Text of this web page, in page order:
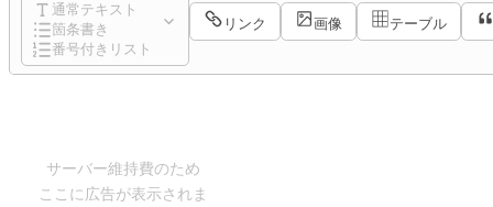
通常テキスト
箇条書き
番号付きリスト
リンク 画像 テーブル
サーバー維持費のため
ここに広告が表示されま